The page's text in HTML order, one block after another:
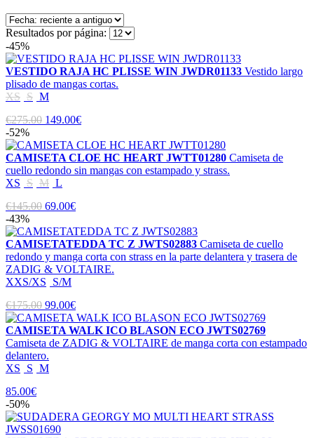
Resultados por página:
-45%
VESTIDO RAJA HC PLISSE WIN JWDR01133 Vestido largo
plisado de mangas cortas.
XS S M
€275.00 149.00€
-52%
CAMISETA CLOE HC HEART JWTT01280 Camiseta de
cuello redondo sin mangas con estampado y strass.
XS S M L
€145.00 69.00€
-43%
CAMISETATEDDA TC Z JWTS02883 Camiseta de cuello
redondo y manga corta con strass en la parte delantera y trasera de
ZADIG & VOLTAIRE.
XXS/XS
S/M
€175.00 99.00€
CAMISETA WALK ICO BLASON ECO JWTS02769
Camiseta de ZADIG & VOLTAIRE de manga corta con estampado
delantero.
XS
S M
85.00€
-50%